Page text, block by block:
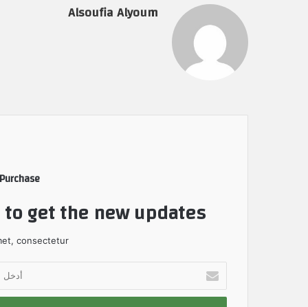
Alsoufia Alyoum
get the new updates!
consectetur.
خ